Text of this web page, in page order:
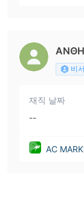
비서
재직 날짜
--
AC